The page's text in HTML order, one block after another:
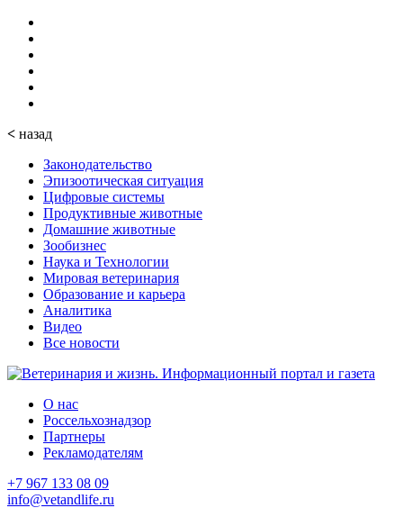
< назад
Законодательство
Эпизоотическая ситуация
Цифровые системы
Продуктивные животные
Домашние животные
Зообизнес
Наука и Технологии
Мировая ветеринария
Образование и карьера
Аналитика
Видео
Все новости
О нас
Россельхознадзор
Партнеры
Рекламодателям
+7 967 133 08 09
info@vetandlife.ru